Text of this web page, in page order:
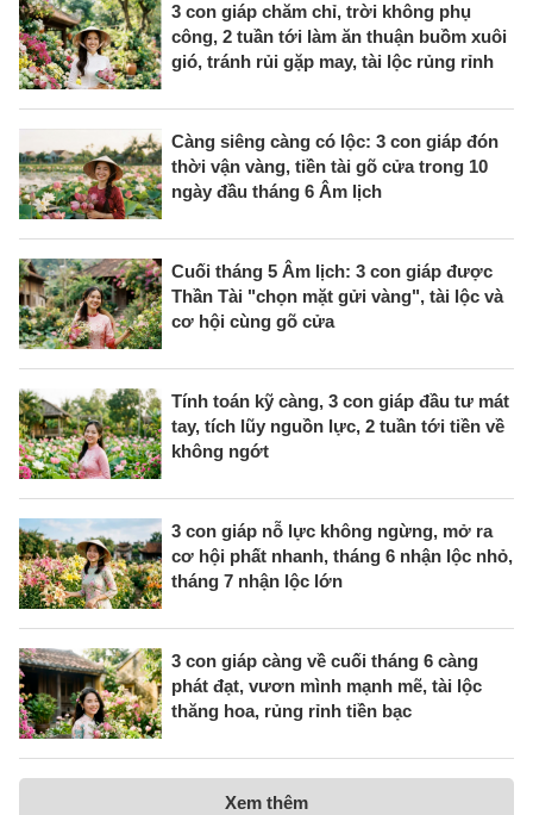
3 con giáp chăm chỉ, trời không phụ
công, 2 tuần tới làm ăn thuận buồm xuôi
gió, tránh rủi gặp may, tài lộc rủng rỉnh
Càng siêng càng có lộc: 3 con giáp đón
thời vận vàng, tiền tài gõ cửa trong 10
ngày đầu tháng 6 Âm lịch
Cuối tháng 5 Âm lịch: 3 con giáp được
Thần Tài "chọn mặt gửi vàng", tài lộc và
cơ hội cùng gõ cửa
Tính toán kỹ càng, 3 con giáp đầu tư mát
tay, tích lũy nguồn lực, 2 tuần tới tiền về
không ngớt
3 con giáp nỗ lực không ngừng, mở ra
cơ hội phất nhanh, tháng 6 nhận lộc nhỏ,
tháng 7 nhận lộc lớn
3 con giáp càng về cuối tháng 6 càng
phát đạt, vươn mình mạnh mẽ, tài lộc
thăng hoa, rủng rỉnh tiền bạc
Xem thêm